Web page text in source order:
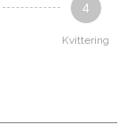
4
Kvittering